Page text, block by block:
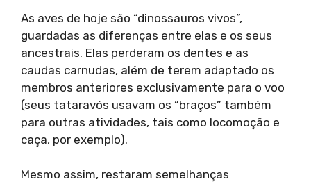
As aves de hoje são “dinossauros vivos”,
guardadas as diferenças entre elas e os seus
ancestrais. Elas perderam os dentes e as
caudas carnudas, além de terem adaptado os
membros anteriores exclusivamente para o voo
(seus tataravós usavam os “braços” também
para outras atividades, tais como locomoção e
caça, por exemplo).
Mesmo assim, restaram semelhanças